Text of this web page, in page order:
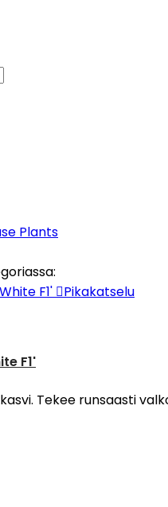
Plants
Pikakatselu
F1'
Tekee runsaasti